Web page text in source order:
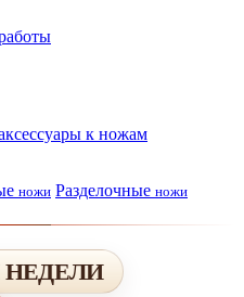
к ножам
ножи Разделочные ножи